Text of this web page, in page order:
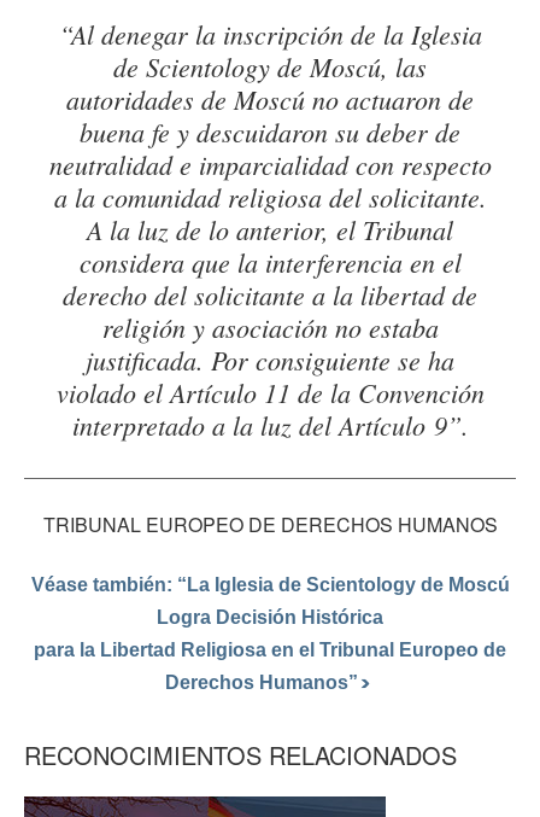
“Al denegar la inscripción de la Iglesia
de Scientology de Moscú, las
autoridades de Moscú no actuaron de
buena fe y descuidaron su deber de
neutralidad e imparcialidad con respecto
a la comunidad religiosa del solicitante.
A la luz de lo anterior, el Tribunal
considera que la interferencia en el
derecho del solicitante a la libertad de
religión y asociación no estaba
justificada. Por consiguiente se ha
violado el Artículo 11 de la Convención
interpretado a la luz del Artículo 9”.
TRIBUNAL EUROPEO DE DERECHOS HUMANOS
Véase también: “La Iglesia de Scientology de Moscú
Logra Decisión Histórica
para la Libertad Religiosa en el Tribunal Europeo de
Derechos Humanos”
RECONOCIMIENTOS RELACIONADOS